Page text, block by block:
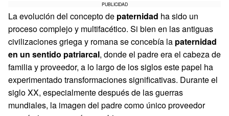
PUBLICIDAD
La evolución del concepto de paternidad ha sido un
proceso complejo y multifacético. Si bien en las antiguas
civilizaciones griega y romana se concebía la paternidad
en un sentido patriarcal, donde el padre era el cabeza de
familia y proveedor, a lo largo de los siglos este papel ha
experimentado transformaciones significativas. Durante el
siglo XX, especialmente después de las guerras
mundiales, la imagen del padre como único proveedor